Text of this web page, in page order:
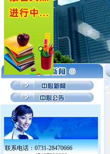
联系电话：0731-28470666